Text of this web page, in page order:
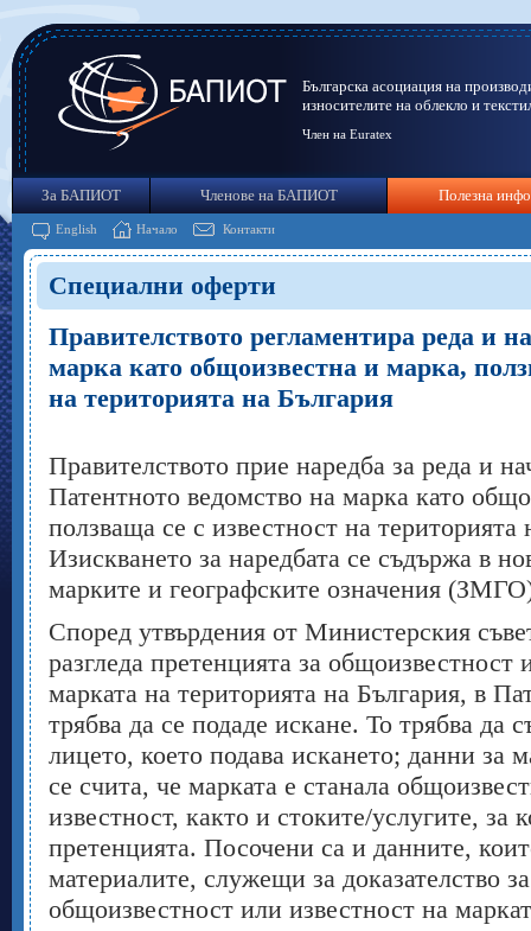
Българска асоциация на
износителите на облекло и
Член на Euratex
За БАПИОТ Членове на БАПИОТ Полезна
English Начало Контакти
Специални оферти
Правителството регламентира реда и
марка като общоизвестна и марка,
на територията на България
Правителството прие наредба за реда и
Патентното ведомство на марка като
ползваща се с известност на
Изискването за наредбата се съдържа в
марките и географските означения
Според утвърдения от Министерския
разгледа претенцията за общоизвестност
марката на територията на България, в
трябва да се подаде искане. То трябва да
лицето, което подава искането; данни за
се счита, че марката е станала
известност, както и стоките/услугите, за
претенцията. Посочени са и данните,
материалите, служещи за доказателство
общоизвестност или известност на